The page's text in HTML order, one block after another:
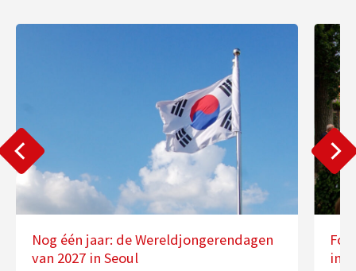
Nog één jaar: de Wereldjongerendagen
van 2027 in Seoul
in